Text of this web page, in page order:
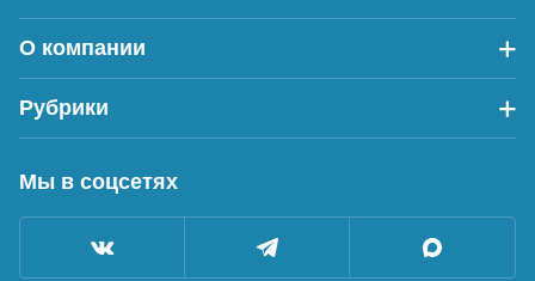
О компании
Рубрики
Мы в соцсетях